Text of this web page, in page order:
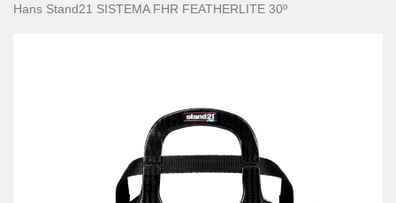
Hans Stand21 SISTEMA FHR FEATHERLITE 30º